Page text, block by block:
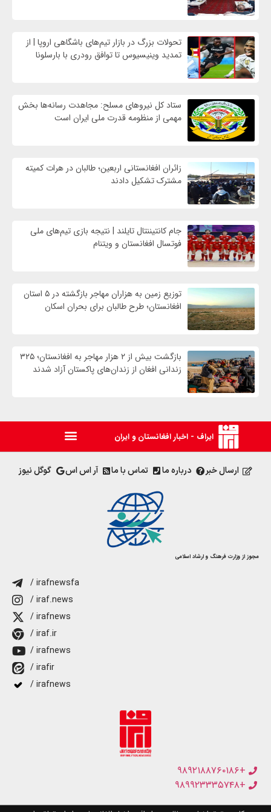
تحولات بزرگ در بازار تیم‌های باشگاهی اروپا | از
تمدید وینیسیوس تا توافق رودری با بارسلونا
ستاد کل نیروهای مسلح: مجاهدت رسانه‌ها بخش
مهمی از منظومه قدرت ملی ایران است
زائران افغانستانی اربعین؛ طالبان در هرات کمیته
مشترک تشکیل دادند
جام کانتیننتال تایلند | نتیجه بازی تیم‌های ملی
فوتسال افغانستان و ویتنام
توزیع زمین به هزاران مهاجر بازگشته در ۵ استان
افغانستان؛ طرح طالبان برای بحران اسکان
بازگشت بیش از ۲ هزار مهاجر به افغانستان؛ ۳۲۵
زندانی افغان از زندان‌های پاکستان آزاد شدند
ایراف - اخبار افغانستان و ایران
ارسال خبر درباره ما تماس با ما آر اس اس گوگل نیوز
مجوز از وزارت فرهنگ و ارشاد اسلامی
/ irafnewsfa
/ iraf.news
/ irafnews
/ iraf.ir
/ irafnews
/ irafir
/ irafnews
+۹۸۹۲۱۸۸۷۶۰۱۸۶
+۹۸۹۹۲۳۳۳۵۷۴۸